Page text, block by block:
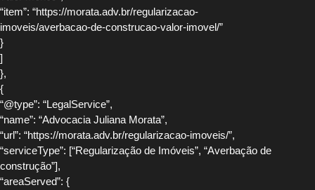
“item”: “https://morata.adv.br/regularizacao-
imoveis/averbacao-de-construcao-valor-imovel/”
}
]
},
{
“@type”: “LegalService”,
“name”: “Advocacia Juliana Morata”,
“url”: “https://morata.adv.br/regularizacao-imoveis/”,
“serviceType”: [“Regularização de Imóveis”, “Averbação de
construção”],
“areaServed”: {